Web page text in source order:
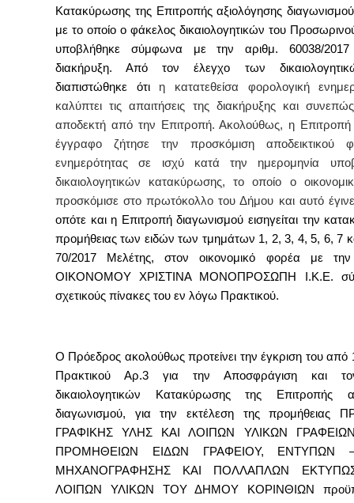
Κατακύρωσης της Επιτροπής αξιολόγησης
με το οποίο ο φάκελος δικαιολογητικών του
υποβλήθηκε σύμφωνα με την αριθμ. 60038/2017
διακήρυξη. Από τον έλεγχο των
διαπιστώθηκε ότι η κατατεθείσα φορολογική
καλύπτει τις απαιτήσεις της διακήρυξης και
αποδεκτή από την Επιτροπή. Ακολούθως, η Επιτροπή
έγγραφο ζήτησε την προσκόμιση αποδεικτικού
ενημερότητας σε ισχύ κατά την ημερομηνία
δικαιολογητικών κατακύρωσης, το οποίο ο
προσκόμισε στο πρωτόκολλο του Δήμου και αυτό
οπότε καιη Επιτροπή διαγωνισμού εισηγείται την
προμήθειας των ειδών των τμημάτων 1, 2, 3, 4, 5, 6, 7
70/2017
Μελέτης, στονοικονομικό φορέα με
ΟΙΚΟΝΟΜΟΥ ΧΡΙΣΤΙΝΑ ΜΟΝΟΠΡΟΣΩΠΗ Ι.Κ.Ε.
σχετικούς πίνακες του εν λόγω Πρακτικού.
Ο Πρόεδρος ακολούθως προτείνει την έγκριση του από
Πρακτικού Αρ.3 για την Αποσφράγιση και
δικαιολογητικών Κατακύρωσης της
Επιτροπής
διαγωνισμού, για την εκτέλεση της προμήθειας
ΓΡΑΦΙΚΗΣ ΥΛΗΣ ΚΑΙ ΛΟΙΠΩΝ ΥΛΙΚΩΝ
ΠΡΟΜΗΘΕΙΩΝ ΕΙΔΩΝ ΓΡΑΦΕΙΟΥ, ΕΝΤΥΠΩΝ
ΜΗΧΑΝΟΓΡΑΦΗΣΗΣ ΚΑΙ ΠΟΛΛΑΠΛΩΝ
ΛΟΙΠΩΝ ΥΛΙΚΩΝ ΤΟΥ ΔΗΜΟΥ ΚΟΡΙΝΘΙΩΝ